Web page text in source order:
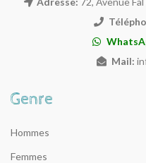
Mail:
Hommes
Femmes